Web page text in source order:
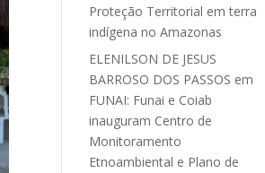
Proteção Territorial em terra
indígena no Amazonas
ELENILSON DE JESUS
BARROSO DOS PASSOS em
FUNAI: Funai e Coiab
inauguram Centro de
Monitoramento
Etnoambiental e Plano de